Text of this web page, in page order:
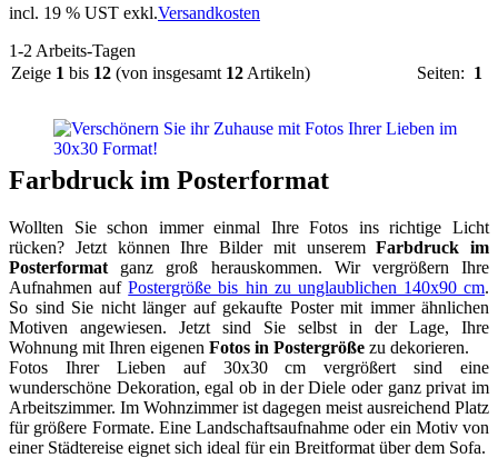
incl. 19 % UST exkl.Versandkosten
1-2 Arbeits-Tagen
Zeige 1 bis 12 (von insgesamt 12 Artikeln) Seiten: 1
Farbdruck im Posterformat
Wollten Sie schon immer einmal Ihre Fotos ins richtige Licht
rücken? Jetzt können Ihre Bilder mit unseremFarbdruck im
Posterformat ganz groß herauskommen. Wir vergrößern Ihre
Aufnahmen aufPostergröße bis hin zu unglaublichen 140x90 cm.
So sind Sie nicht länger auf gekaufte Poster mit immer ähnlichen
Motiven angewiesen. Jetzt sind Sie selbst in der Lage, Ihre
Wohnung mit Ihren eigenen Fotos in Postergröße zu dekorieren.
Fotos Ihrer Lieben auf 30x30 cm vergrößert sind eine
wunderschöne Dekoration, egal ob in der Diele oder ganz privat im
Arbeitszimmer. Im Wohnzimmer ist dagegen meist ausreichend Platz
für größere Formate. Eine Landschaftsaufnahme oder ein Motiv von
einer Städtereise eignet sich ideal für ein Breitformat über dem Sofa.